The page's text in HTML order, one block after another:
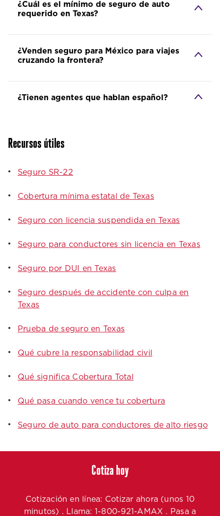
¿Cuál es el mínimo de seguro de auto
requerido en Texas?
¿Venden seguro para México para viajes
cruzando la frontera?
¿Tienen agentes que hablan español?
Recursos útiles
Seguro SR-22
Cobertura mínima estatal de Texas
Seguro con licencia suspendida en Texas
Seguro para conductores sin licencia en Texas
Seguro por DUI en Texas
Seguro después de accidente con culpa en
Texas
Prueba de seguro en Texas
Qué cubre la responsabilidad civil
Qué significa Cobertura Total
Qué pasa cuando vence tu cobertura
Seguro de auto para conductores de alto riesgo
Cotiza hoy
Cotización en línea: Cotizar ahora (unos 10
minutos) . Llama: 1-800-921-AMAX . Pasa a